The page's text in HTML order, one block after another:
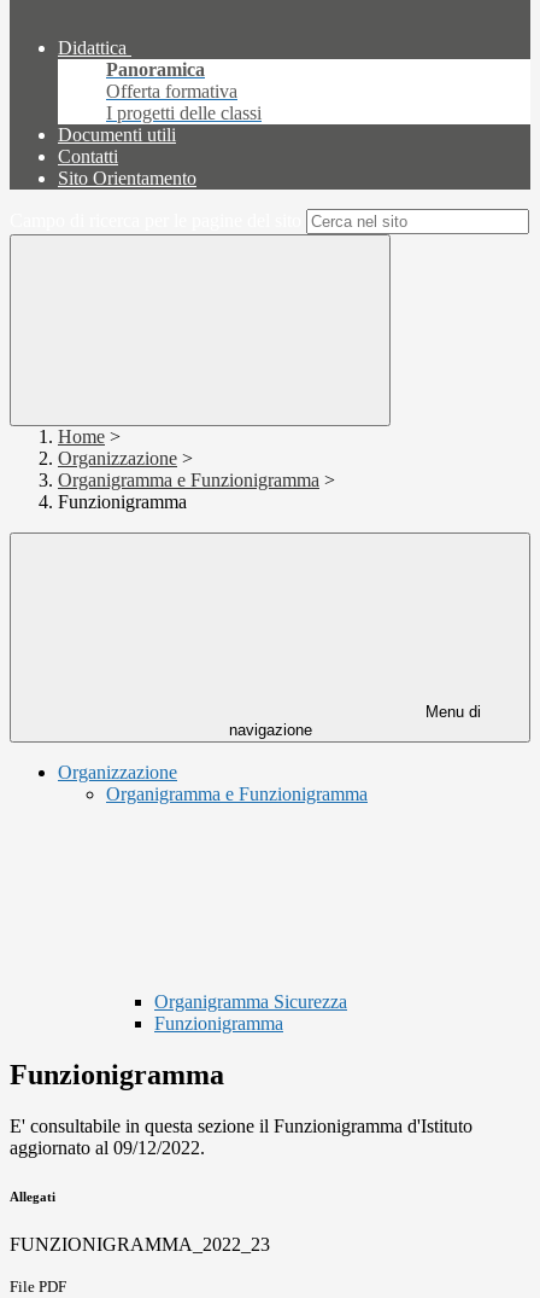
Didattica
Panoramica
Offerta formativa
I progetti delle classi
Documenti utili
Contatti
Sito Orientamento
Home >
Organizzazione >
Organigramma e Funzionigramma >
Funzionigramma
Menu di
navigazione
Organizzazione
Organigramma e Funzionigramma
Organigramma Sicurezza
Funzionigramma
Funzionigramma
E' consultabile in questa sezione il Funzionigramma d'Istituto
aggiornato al 09/12/2022.
Allegati
FUNZIONIGRAMMA_2022_23
File PDF